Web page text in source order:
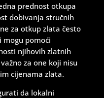
prednost otkupa
dobivanja stručnih
za otkup zlata često
mogu pomoći
njihovih zlatnih
za one koji nisu
cijenama zlata.
da lokalni